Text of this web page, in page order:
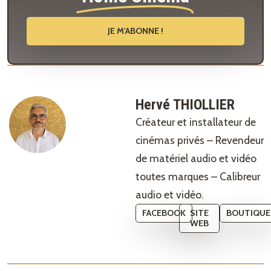
JE M'ABONNE !
Hervé THIOLLIER
Créateur et installateur de
cinémas privés – Revendeur
de matériel audio et vidéo
toutes marques – Calibreur
audio et vidéo.
FACEBOOK SITE
WEB
BOUTIQUE